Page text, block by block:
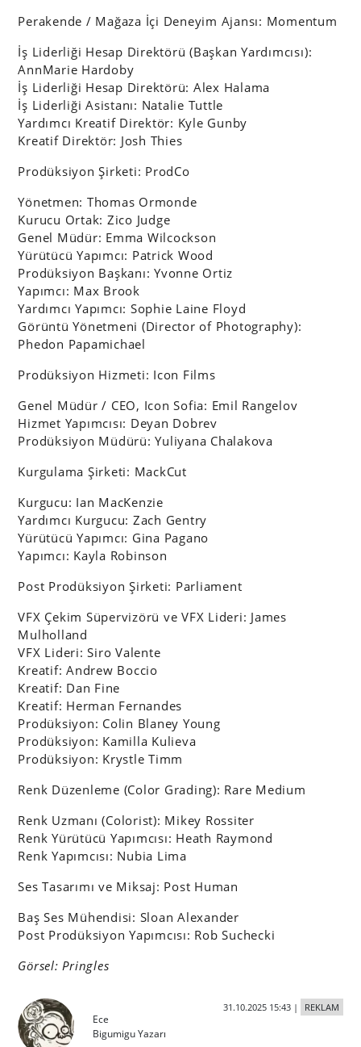
Perakende / Mağaza İçi Deneyim Ajansı: Momentum
İş Liderliği Hesap Direktörü (Başkan Yardımcısı):
AnnMarie Hardoby
İş Liderliği Hesap Direktörü: Alex Halama
İş Liderliği Asistanı: Natalie Tuttle
Yardımcı Kreatif Direktör: Kyle Gunby
Kreatif Direktör: Josh Thies
Prodüksiyon Şirketi: ProdCo
Yönetmen: Thomas Ormonde
Kurucu Ortak: Zico Judge
Genel Müdür: Emma Wilcockson
Yürütücü Yapımcı: Patrick Wood
Prodüksiyon Başkanı: Yvonne Ortiz
Yapımcı: Max Brook
Yardımcı Yapımcı: Sophie Laine Floyd
Görüntü Yönetmeni (Director of Photography):
Phedon Papamichael
Prodüksiyon Hizmeti: Icon Films
Genel Müdür / CEO, Icon Sofia: Emil Rangelov
Hizmet Yapımcısı: Deyan Dobrev
Prodüksiyon Müdürü: Yuliyana Chalakova
Kurgulama Şirketi: MackCut
Kurgucu: Ian MacKenzie
Yardımcı Kurgucu: Zach Gentry
Yürütücü Yapımcı: Gina Pagano
Yapımcı: Kayla Robinson
Post Prodüksiyon Şirketi: Parliament
VFX Çekim Süpervizörü ve VFX Lideri: James
Mulholland
VFX Lideri: Siro Valente
Kreatif: Andrew Boccio
Kreatif: Dan Fine
Kreatif: Herman Fernandes
Prodüksiyon: Colin Blaney Young
Prodüksiyon: Kamilla Kulieva
Prodüksiyon: Krystle Timm
Renk Düzenleme (Color Grading): Rare Medium
Renk Uzmanı (Colorist): Mikey Rossiter
Renk Yürütücü Yapımcısı: Heath Raymond
Renk Yapımcısı: Nubia Lima
Ses Tasarımı ve Miksaj: Post Human
Baş Ses Mühendisi: Sloan Alexander
Post Prodüksiyon Yapımcısı: Rob Suchecki
Görsel: Pringles
Ece
Bigumigu Yazarı
31.10.2025 15:43| REKLAM